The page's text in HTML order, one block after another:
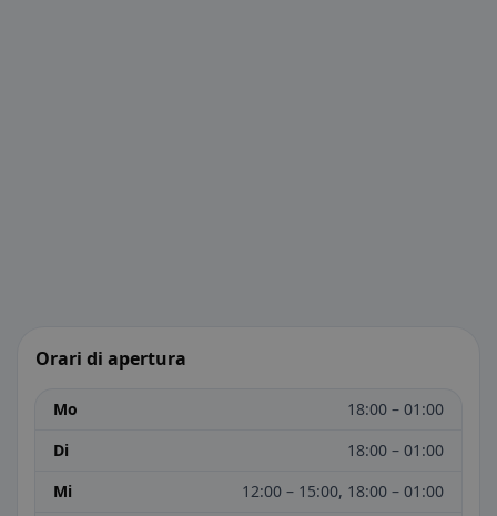
Orari di apertura
Mo
18:00 – 01:00
Di
18:00 – 01:00
Mi
12:00 – 15:00, 18:00 – 01:00